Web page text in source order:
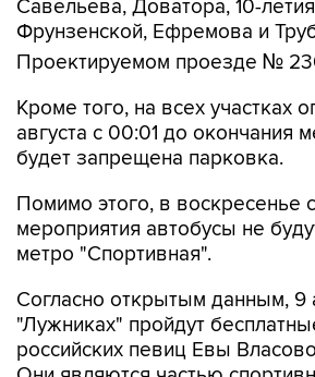
Проектируемом проезде №
Кроме того, на всех участках
будет запрещена парковка.
Помимо этого, в воскресенье
метро "Спортивная".
Согласно открытым данным, 9
российских певиц Евы
Они являются частью
и фестиваля спортивных